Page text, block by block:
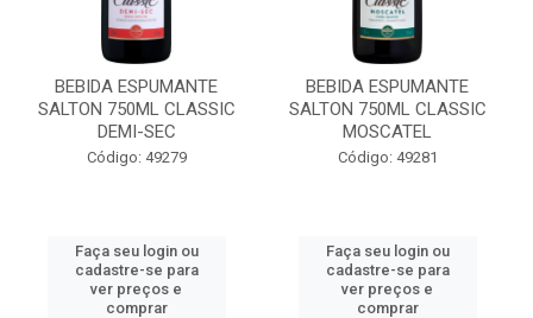
BEBIDA ESPUMANTE
SALTON 750ML CLASSIC
DEMI-SEC
Código: 49279
Faça seu login ou
cadastre-se para
ver preços e
comprar
BEBIDA ESPUMANTE
SALTON 750ML CLASSIC
MOSCATEL
Código: 49281
Faça seu login ou
cadastre-se para
ver preços e
comprar